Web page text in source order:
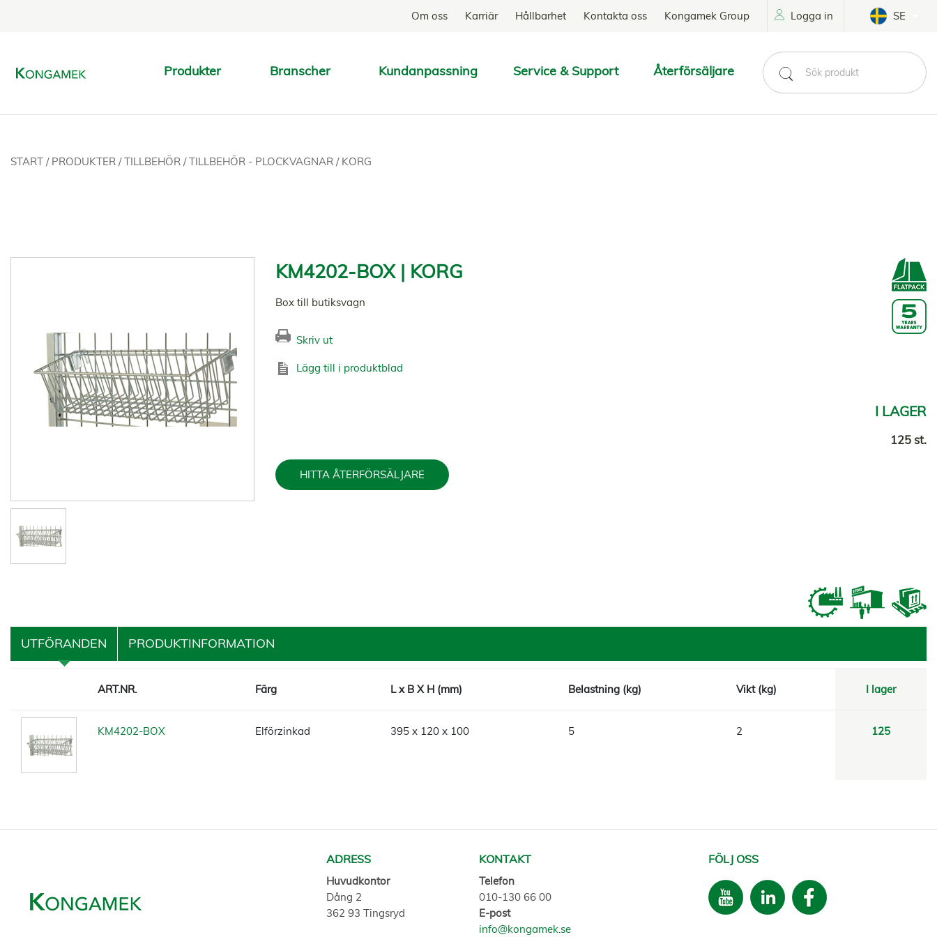
Om oss Karriär Hållbarhet Kontakta oss Kongamek Group Logga in SE
Produkter Branscher Kundanpassning Service & Support Återförsäljare
SÖK
START / PRODUKTER /TILLBEHÖR /TILLBEHÖR - PLOCKVAGNAR / KORG
KM4202-BOX | KORG
Box till butiksvagn
Skriv ut
Lägg till i produktblad
I LAGER
125 st.
HITTA ÅTERFÖRSÄLJARE
UTFÖRANDEN PRODUKTINFORMATION
ART.NR. Färg L x B X H (mm) Belastning (kg) Vikt (kg) I lager
KM4202-BOX Elförzinkad 395 x 120 x 100 5 2 125
ADRESS
Huvudkontor
Dång 2
362 93 Tingsryd
KONTAKT
Telefon
010-130 66 00
E-post
info@kongamek.se
FÖLJ OSS